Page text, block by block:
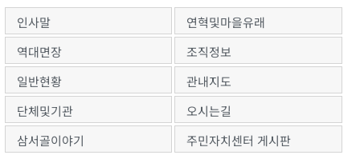
분야별정보
정보공개
국내외교류
장성군사
장성의상징
상징표시
홍길동 캐릭터
군정운영방향
군정목표/방침
주요업무계획
인사말
연혁및마을유래
역대면장
조직정보
일반현황
관내지도
단체및기관
오시는길
삼서골이야기
주민자치센터 게시판